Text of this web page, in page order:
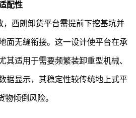
配性
西朗卸货平台需提前下挖基坑并
面无缝衔接。这一设计使平台在承
其适用于需要频繁装卸重型机械、
据显示，其稳定性较传统地上式平
物倾倒风险。